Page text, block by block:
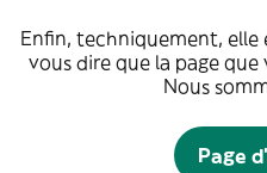
Enfin, techniquement, elle
vous dire que la page que
Nous
Page